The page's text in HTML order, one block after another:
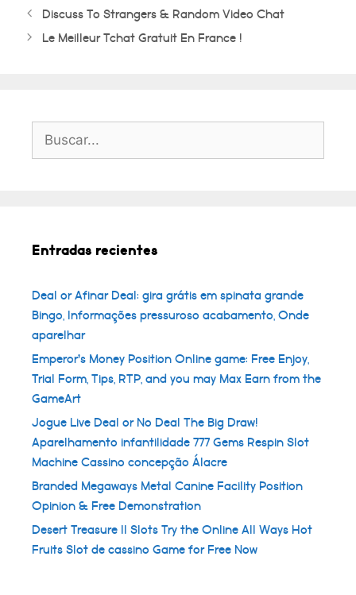
Discuss To Strangers & Random Video Chat
Le Meilleur Tchat Gratuit En France !
Buscar:
Entradas recientes
Deal or Afinar Deal: gira grátis em spinata grande
Bingo, Informações pressuroso acabamento, Onde
aparelhar
Emperor’s Money Position Online game: Free Enjoy,
Trial Form, Tips, RTP, and you may Max Earn from the
GameArt
Jogue Live Deal or No Deal The Big Draw!
Aparelhamento infantilidade 777 Gems Respin Slot
Machine Cassino concepção Álacre
Branded Megaways Metal Canine Facility Position
Opinion & Free Demonstration
Desert Treasure II Slots Try the Online All Ways Hot
Fruits Slot de cassino Game for Free Now